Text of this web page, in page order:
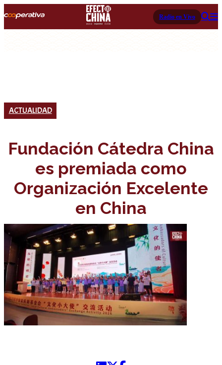
Radio en Vivo
ACTUALIDAD
Fundación Cátedra China
es premiada como
Organización Excelente
en China